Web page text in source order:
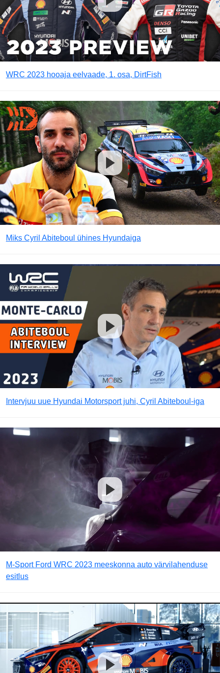
WRC 2023 hooaja eelvaade, 1. osa, DirtFish
Miks Cyril Abiteboul ühines Hyundaiga
Intervjuu uue Hyundai Motorsport juhi, Cyril Abiteboul-iga
M-Sport Ford WRC 2023 meeskonna auto värvilahenduse
esitlus